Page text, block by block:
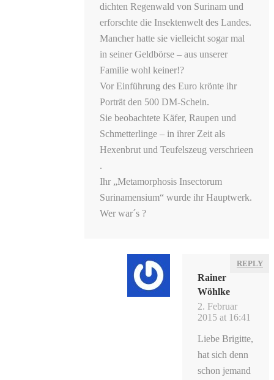
dichten Regenwald von Surinam und
erforschte die Insektenwelt des Landes.
Mancher hatte sie vielleicht sogar mal
in seiner Geldbörse – aus unserer
Familie wohl keiner!?
Vor Einführung des Euro krönte ihr
Porträt den 500 DM-Schein.
Sie beobachtete Käfer, Raupen und
Schmetterlinge – in ihrer Zeit als
Hexenbrut und Teufelszeug verschrieen
.
Ihr „Metamorphosis Insectorum
Surinamensium“ wurde ihr Hauptwerk.
Wer war´s ?
Rainer
Wöhlke
2. Februar
2015 at 16:41
REPLY
Liebe Brigitte,
hat sich denn
schon jemand